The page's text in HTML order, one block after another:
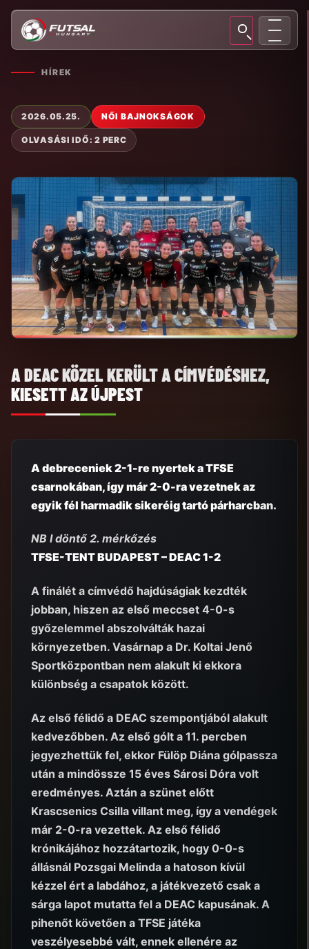
HÍREK
2026.05.25. NŐI BAJNOKSÁGOK
OLVASÁSI IDŐ: 2 PERC
A DEAC KÖZEL KERÜLT A CÍMVÉDÉSHEZ,
KIESETT AZ ÚJPEST
A debreceniek 2-1-re nyertek a TFSE
csarnokában, így már 2-0-ra vezetnek az
egyik fél harmadik sikeréig tartó párharcban.
NB I döntő 2. mérkőzés
TFSE-TENT BUDAPEST – DEAC 1-2
A finálét a címvédő hajdúságiak kezdték
jobban, hiszen az első meccset 4-0-s
győzelemmel abszolválták hazai
környezetben. Vasárnap a Dr. Koltai Jenő
Sportközpontban nem alakult ki ekkora
különbség a csapatok között.
Az első félidő a DEAC szempontjából alakult
kedvezőbben. Az első gólt a 11. percben
jegyezhettük fel, ekkor Fülöp Diána gólpassza
után a mindössze 15 éves Sárosi Dóra volt
eredményes. Aztán a szünet előtt
Krascsenics Csilla villant meg, így a vendégek
már 2-0-ra vezettek. Az első félidő
krónikájához hozzátartozik, hogy 0-0-s
állásnál Pozsgai Melinda a hatoson kívül
kézzel ért a labdához, a játékvezető csak a
sárga lapot mutatta fel a DEAC kapusának. A
pihenőt követően a TFSE játéka
veszélyesebbé vált, ennek ellenére az